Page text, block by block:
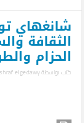
شانغهاي
الثقافة
الحزام
كتب بواسطةelgedawy